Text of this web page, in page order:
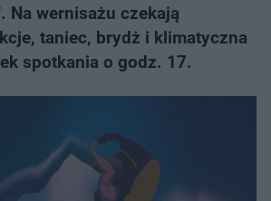
Na wernisażu czekają
taniec, brydż i klimatyczna
spotkania o godz. 17.